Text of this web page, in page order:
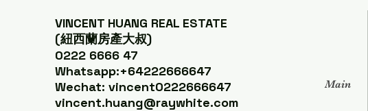
VINCENT HUANG REAL ESTATE
(紐西蘭房產大叔)
0222 6666 47
Whatsapp:+64222666647
Wechat: vincent0222666647
vincent.huang@raywhite.com
Main